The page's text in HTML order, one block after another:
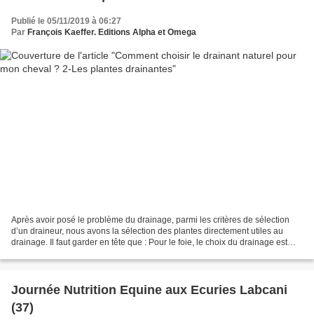
Publié le 05/11/2019 à 06:27
Par François Kaeffer. Editions Alpha et Omega
Après avoir posé le problème du drainage, parmi les critères de sélection
d’un draineur, nous avons la sélection des plantes directement utiles au
drainage. Il faut garder en tête que : Pour le foie, le choix du drainage est
Journée Nutrition Equine aux Ecuries Labcani
(37)